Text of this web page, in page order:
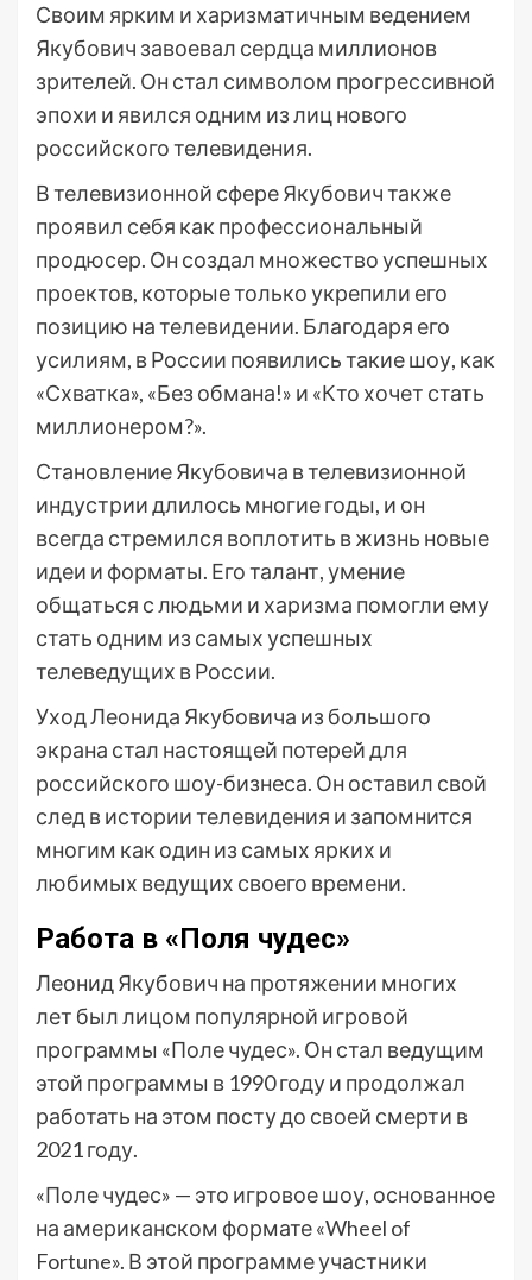
Своим ярким и харизматичным ведением
Якубович завоевал сердца миллионов
зрителей. Он стал символом прогрессивной
эпохи и явился одним из лиц нового
российского телевидения.
В телевизионной сфере Якубович также
проявил себя как профессиональный
продюсер. Он создал множество успешных
проектов, которые только укрепили его
позицию на телевидении. Благодаря его
усилиям, в России появились такие шоу, как
«Схватка», «Без обмана!» и «Кто хочет стать
миллионером?».
Становление Якубовича в телевизионной
индустрии длилось многие годы, и он
всегда стремился воплотить в жизнь новые
идеи и форматы. Его талант, умение
общаться с людьми и харизма помогли ему
стать одним из самых успешных
телеведущих в России.
Уход Леонида Якубовича из большого
экрана стал настоящей потерей для
российского шоу-бизнеса. Он оставил свой
след в истории телевидения и запомнится
многим как один из самых ярких и
любимых ведущих своего времени.
Работа в «Поля чудес»
Леонид Якубович на протяжении многих
лет был лицом популярной игровой
программы «Поле чудес». Он стал ведущим
этой программы в 1990 году и продолжал
работать на этом посту до своей смерти в
2021 году.
«Поле чудес» — это игровое шоу, основанное
на американском формате «Wheel of
Fortune». В этой программе участники